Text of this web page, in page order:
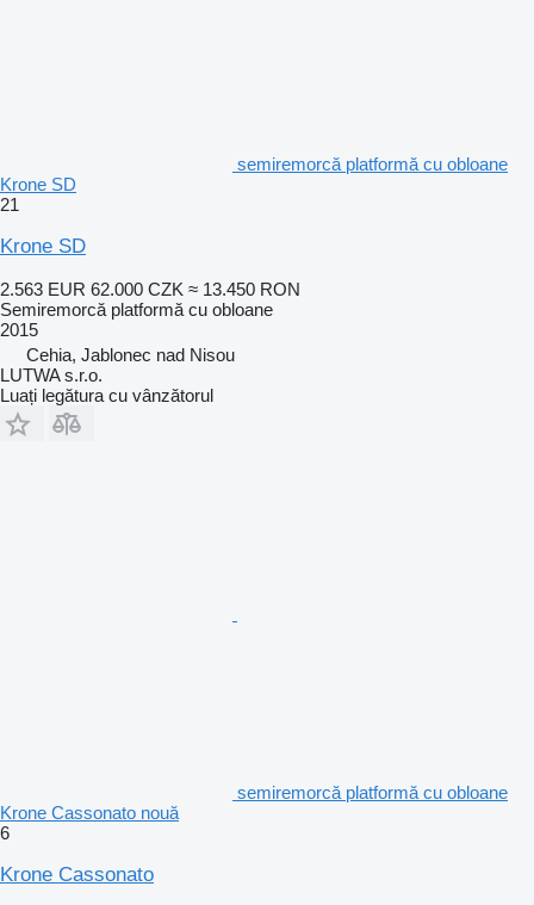
semiremorcă platformă cu obloane
Krone SD
21
Krone SD
2.563 EUR 62.000 CZK ≈ 13.450 RON
Semiremorcă platformă cu obloane
2015
Cehia, Jablonec nad Nisou
LUTWA s.r.o.
Luați legătura cu vânzătorul
semiremorcă platformă cu obloane
Krone Cassonato nouă
6
Krone Cassonato